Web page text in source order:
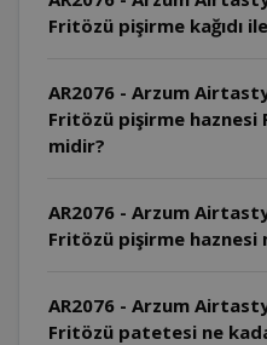
Fritözü pişirme kağıdı ile
AR2076 - Arzum
Fritözü pişirme haznesi
midir?
AR2076 - Arzum
Fritözü pişirme haznesi
AR2076 - Arzum
Fritözü patetesi ne